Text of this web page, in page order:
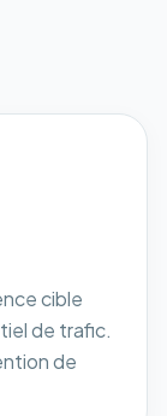
cible
de trafic.
de